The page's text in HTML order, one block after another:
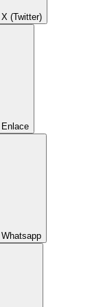
X (Twitter)
Enlace
Whatsapp